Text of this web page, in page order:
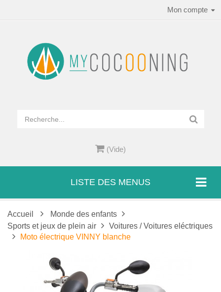
Mon compte
(Vide)
LISTE DES MENUS
Accueil
Monde des enfants
Sports et jeux de plein air
Voitures / Voitures eléctriques
Moto électrique VINNY blanche